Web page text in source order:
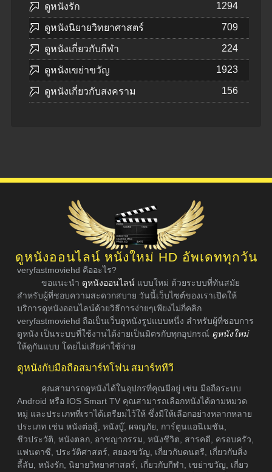
ดูหนังรัก 1294
ดูหนังนิยายวิทยาศาสตร์ 709
ดูหนังเกี่ยวกับกีฬา 224
ดูหนังเขย่าขวัญ 1923
ดูหนังเกี่ยวกับสงคราม 156
ดูหนังออนไลน์ หนังใหม่ HD อัพเดททุกวัน
veryfastmoviehd คืออะไร?
ขอแนะนำ ดูหนังออนไลน์ แบบใหม่ ด้วยระบบที่ทันสมัย
สำหรับผู้ที่ชอบความสะดวกสบาย วันนี้เว็บไซต์ของเราเปิดให้
บริการดูหนังออนไลน์ด้วยวิธีการง่ายๆเพียงไม่กี่คลิก
veryfastmoviehd ถือเป็นเว็บดูหนังรูปแบบหนึ่ง สำหรับผู้ที่ชอบการ
ดูหนัง เป็นระบบที่ใช้งานได้ง่ายเป็นมิตรกับทุกอุปกรณ์ ดูหนังใหม่
ให้ดูกันแบบ โดยไม่เสียค่าใช้จ่าย
ดูหนังกับมือถือสมาร์ทโฟน สมาร์ททีวี
คุณสามารถดูหนังได้ในอุปกรที่คุณมีอยู่ เช่น มือถือระบบ
Android หรือ IOS Smart TV คุณสามารถเลือกหนังได้ตามหมวด
หมู่ และประเภทที่เราได้เตรียมไว้ให้ ซึ่งมีให้เลือกอย่างหลากหลาย
ประเภท เช่น หนังต่อสู้, หนังบู๊, ผจญภัย, การ์ตูนแอนิเมชัน,
ชีวประวัติ, หนังตลก, อาชญากรรม, หนังชีวิต, สารคดี, ครอบครัว,
แฟนตาซี, ประวัติศาสตร์, สยองขวัญ, เกี่ยวกับดนตรี, เกี่ยวกับสิ่ง
ลี้ลับ, หนังรัก, นิยายวิทยาศาสตร์, เกี่ยวกับกีฬา, เขย่าขวัญ, เกี่ยว